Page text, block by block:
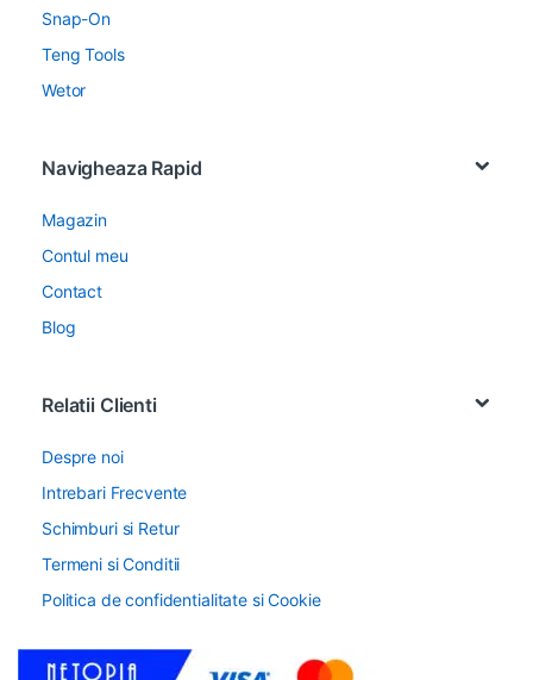
Snap-On
Teng Tools
Wetor
Navigheaza Rapid
Magazin
Contul meu
Contact
Blog
Relatii Clienti
Despre noi
Intrebari Frecvente
Schimburi si Retur
Termeni si Conditii
Politica de confidentialitate si Cookie